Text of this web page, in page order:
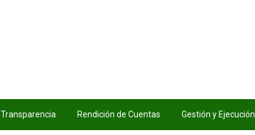
Transparencia Rendición de Cuentas Gestión y Ejecución